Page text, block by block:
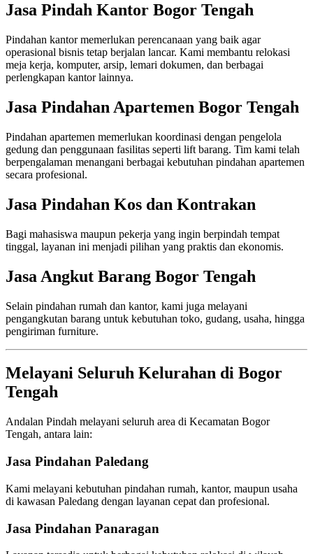
Jasa Pindah Kantor Bogor Tengah
Pindahan kantor memerlukan perencanaan yang baik agar
operasional bisnis tetap berjalan lancar. Kami membantu relokasi
meja kerja, komputer, arsip, lemari dokumen, dan berbagai
perlengkapan kantor lainnya.
Jasa Pindahan Apartemen Bogor Tengah
Pindahan apartemen memerlukan koordinasi dengan pengelola
gedung dan penggunaan fasilitas seperti lift barang. Tim kami telah
berpengalaman menangani berbagai kebutuhan pindahan apartemen
secara profesional.
Jasa Pindahan Kos dan Kontrakan
Bagi mahasiswa maupun pekerja yang ingin berpindah tempat
tinggal, layanan ini menjadi pilihan yang praktis dan ekonomis.
Jasa Angkut Barang Bogor Tengah
Selain pindahan rumah dan kantor, kami juga melayani
pengangkutan barang untuk kebutuhan toko, gudang, usaha, hingga
pengiriman furniture.
Melayani Seluruh Kelurahan di Bogor
Tengah
Andalan Pindah melayani seluruh area di Kecamatan Bogor
Tengah, antara lain:
Jasa Pindahan Paledang
Kami melayani kebutuhan pindahan rumah, kantor, maupun usaha
di kawasan Paledang dengan layanan cepat dan profesional.
Jasa Pindahan Panaragan